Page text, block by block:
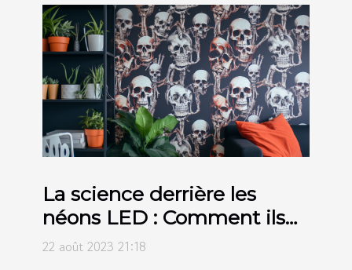
La science derrière les
néons LED : Comment ils
transforment les espaces
22 août 2023 21:18